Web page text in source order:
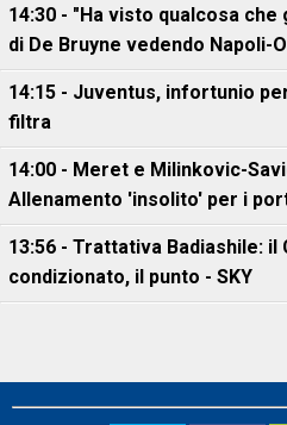
14:30 - "Ha visto qualcosa
di De Bruyne vedendo Napoli-
14:15 - Juventus, infortunio
filtra
14:00 - Meret e Milinkovic-
Allenamento 'insolito' per i
13:56 - Trattativa Badiashile:
condizionato, il punto - SKY